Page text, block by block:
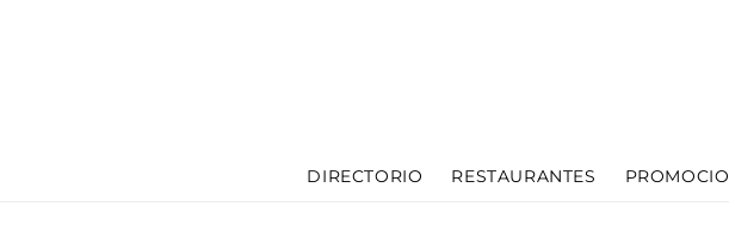
DIRECTORIO RESTAURANTES